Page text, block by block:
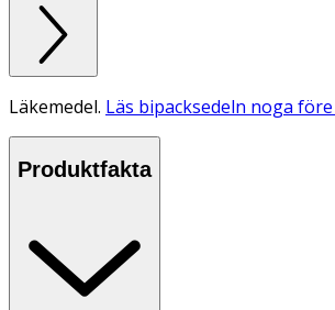
Läkemedel. Läs bipacksedeln noga
Produktfakta